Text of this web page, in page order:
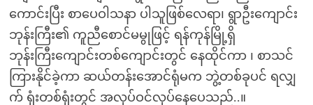
ကောင်းပြီး စာပေဝါသနာ ပါသူဖြစ်လေရာ၊ ရွာဦးကျောင်း
ဘုန်းကြီး၏ ကူညီစောင်မမွုဖြင့် ရန်ကုန်မြို့ရှိ
ဘုန်းကြီးကျောင်းတစ်ကျောင်းတွင် နေထိုင်ကာ ၊ စာသင်
ကြားနိုင်ခဲ့ကာ ဆယ်တန်းအောင်ရုံမက ဘွဲ့တစ်ခုပင် ရလျှ
က် ရုံးတစ်ရုံးတွင် အလုပ်ဝင်လုပ်နေပေသည်..။